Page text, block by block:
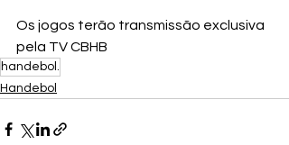
Os jogos terão transmissão exclusiva
pela TV CBHB
handebol.
Handebol